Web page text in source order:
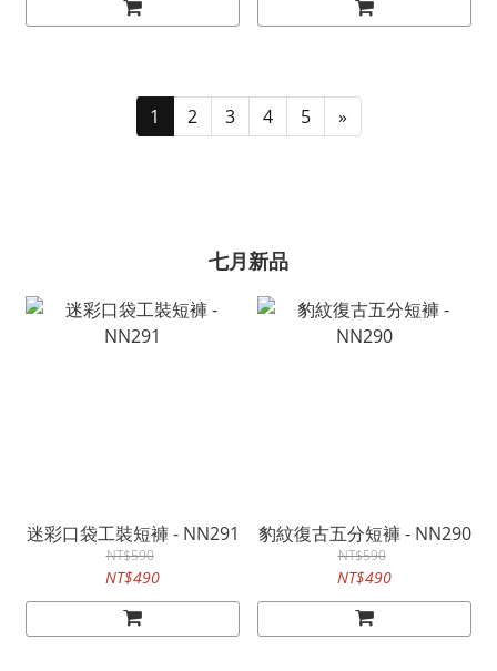
1 2 3 4 5 »
七月新品
迷彩口袋工裝短褲 - NN291
NT$590
NT$490
豹紋復古五分短褲 - NN290
NT$590
NT$490